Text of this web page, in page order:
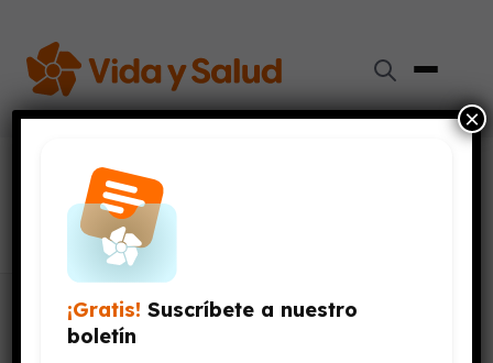
vitamina B12
37 artículos
¡Gratis! Suscríbete a nuestro
boletín
×